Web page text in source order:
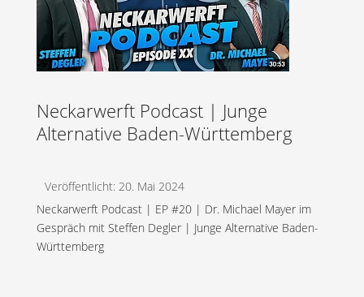
Neckarwerft Podcast | Junge
Alternative Baden-Württemberg
Veröffentlicht: 20. Mai 2024
Neckarwerft Podcast | EP #20 | Dr. Michael Mayer im
Gespräch mit Steffen Degler | Junge Alternative Baden-
Württemberg